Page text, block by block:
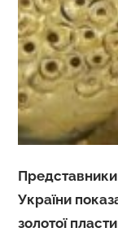
Представники
України
золотої